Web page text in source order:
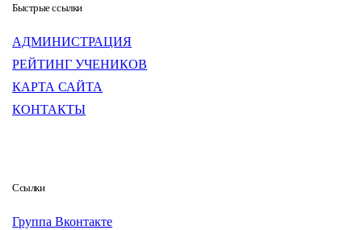
Быстрые ссылки
АДМИНИСТРАЦИЯ
РЕЙТИНГ УЧЕНИКОВ
КАРТА САЙТА
КОНТАКТЫ
Ссылки
Группа Вконтакте